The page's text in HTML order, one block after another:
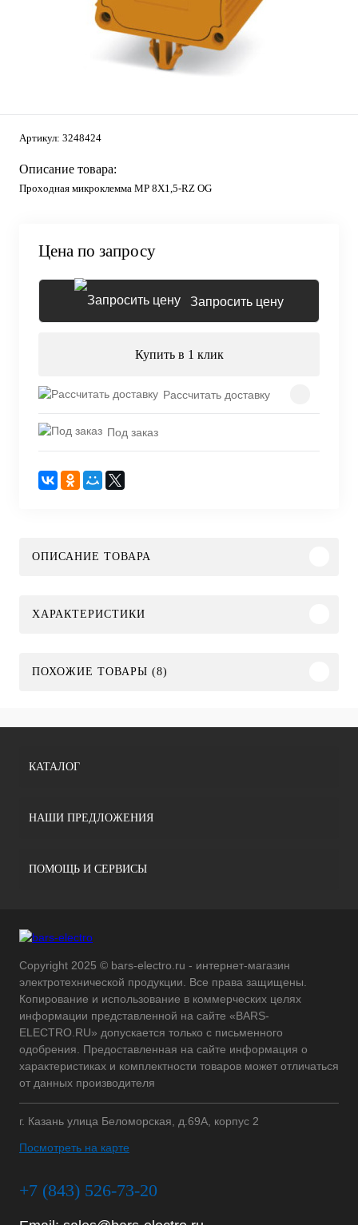
Артикул: 3248424
Описание товара:
Проходная микроклемма MP 8X1,5-RZ OG
Цена по запросу
Запросить цену
Купить в 1 клик
Рассчитать доставку
Под заказ
ОПИСАНИЕ ТОВАРА
ХАРАКТЕРИСТИКИ
ПОХОЖИЕ ТОВАРЫ (8)
КАТАЛОГ
НАШИ ПРЕДЛОЖЕНИЯ
ПОМОЩЬ И СЕРВИСЫ
Copyright 2025 © bars-electro.ru - интернет-магазин
электротехнической продукции. Все права защищены.
Копирование и использование в коммерческих целях
информации представленной на сайте «BARS-
ELECTRO.RU» допускается только с письменного
одобрения. Предоставленная на сайте информация о
характеристиках и комплектности товаров может отличаться
от данных производителя
г. Казань улица Беломорская, д.69А, корпус 2
Посмотреть на карте
+7 (843) 526-73-20